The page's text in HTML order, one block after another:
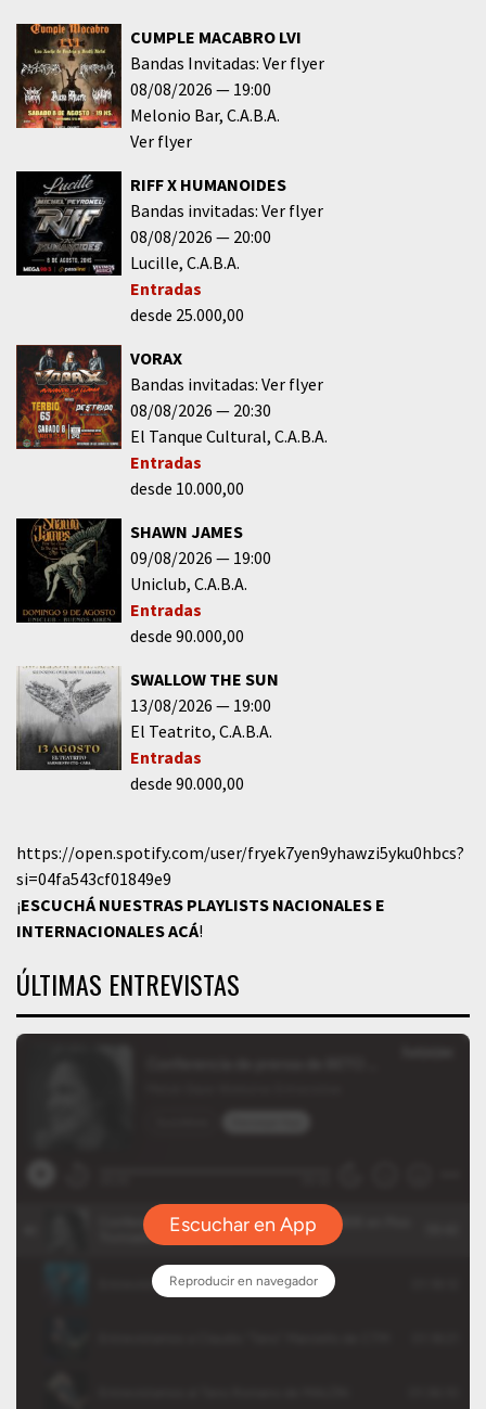
CUMPLE MACABRO LVI
Bandas Invitadas: Ver flyer
08/08/2026
19:00
Melonio Bar C.A.B.A.
Ver flyer
RIFF X HUMANOIDES
Bandas invitadas: Ver flyer
08/08/2026
20:00
Lucille C.A.B.A.
Entradas
desde 25.000,00
VORAX
Bandas invitadas: Ver flyer
08/08/2026
20:30
El Tanque Cultural C.A.B.A.
Entradas
desde 10.000,00
SHAWN JAMES
09/08/2026
19:00
Uniclub C.A.B.A.
Entradas
desde 90.000,00
SWALLOW THE SUN
13/08/2026
19:00
El Teatrito C.A.B.A.
Entradas
desde 90.000,00
https://open.spotify.com/user/fryek7yen9yhawzi5yku0hbcs?
si=04fa543cf01849e9
¡ESCUCHÁ NUESTRAS PLAYLISTS NACIONALES E
INTERNACIONALESACÁ!
ÚLTIMAS ENTREVISTAS